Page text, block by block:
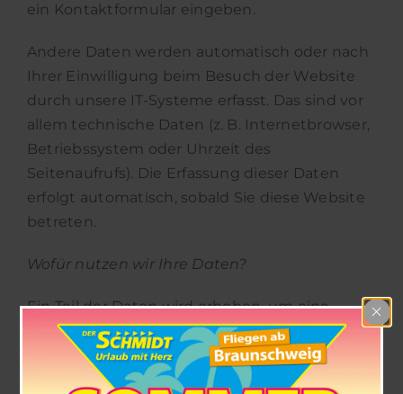
ein Kontaktformular eingeben.
Andere Daten werden automatisch oder nach
Ihrer Einwilligung beim Besuch der Website
durch unsere IT-Systeme erfasst. Das sind vor
allem technische Daten (z. B. Internetbrowser,
Betriebssystem oder Uhrzeit des
Seitenaufrufs). Die Erfassung dieser Daten
erfolgt automatisch, sobald Sie diese Website
betreten.
Wofür nutzen wir Ihre Daten?
Ein Teil der Daten wird erhoben, um eine
fehlerfreie Bereitstellung der Website zu
gewährleisten. Andere Daten können zur
Analyse Ihres Nutzerverhaltens verwendet